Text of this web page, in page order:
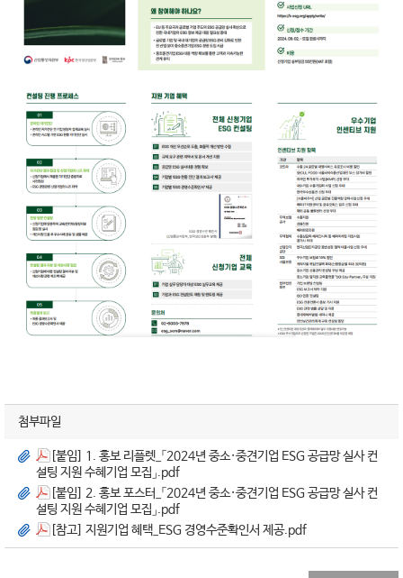
첨부파일
[붙임] 1. 홍보 리플렛_「2024년 중소·중견기업 ESG 공급망 실사 컨
설팅 지원 수혜기업 모집」.pdf
[붙임] 2. 홍보 포스터_「2024년 중소·중견기업 ESG 공급망 실사 컨
설팅 지원 수혜기업 모집」.pdf
[참고] 지원기업 혜택_ESG 경영수준확인서 제공.pdf